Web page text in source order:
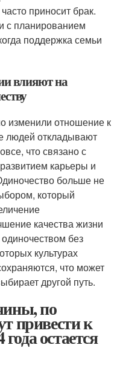
приносит брак.
с планированием
поддержка семьи
влияют на
изменили отношение к
людей откладывают
что связано с
карьеры и
больше не
который
качества жизни
без
культурах
что может
другой путь.
по
привести к
остается